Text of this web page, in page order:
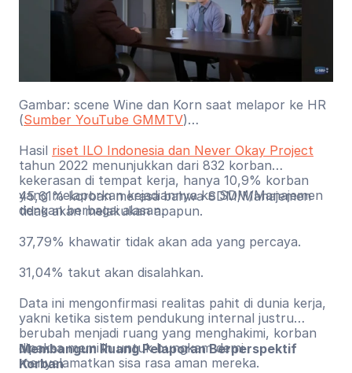
Gambar: scene Wine dan Korn saat melapor ke HR
(Sumber YouTube GMMTV)
Hasil riset ILO Indonesia dan Never Okay Project
tahun 2022 menunjukkan dari 832 korban
kekerasan di tempat kerja, hanya 10,9% korban
yang melaporkan kejadiannya ke SDM/Manajemen
dengan berbagai alasan.
45,61% korban merasa bahwa SDM/Manajemen
tidak akan melakukan apapun.
37,79% khawatir tidak akan ada yang percaya.
31,04% takut akan disalahkan.
Data ini mengonfirmasi realitas pahit di dunia kerja,
yakni ketika sistem pendukung internal justru
berubah menjadi ruang yang menghakimi, korban
dipaksa memilih untuk bungkam demi
menyelamatkan sisa rasa aman mereka.
Membangun Ruang Pelaporan Berperspektif
Korban